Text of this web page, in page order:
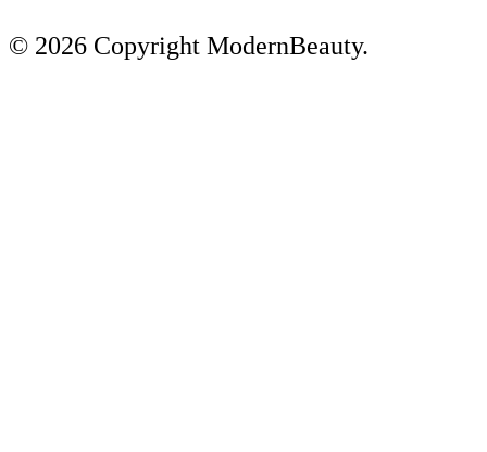
© 2026 Copyright ModernBeauty.